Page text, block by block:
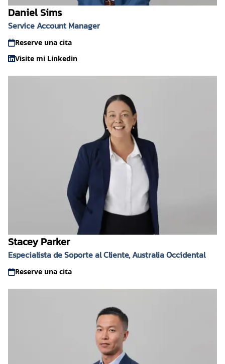
Daniel Sims
Service Account Manager
Reserve una cita
Visite mi Linkedin
Stacey Parker
Especialista de Soporte al Cliente, Australia Occidental
Reserve una cita